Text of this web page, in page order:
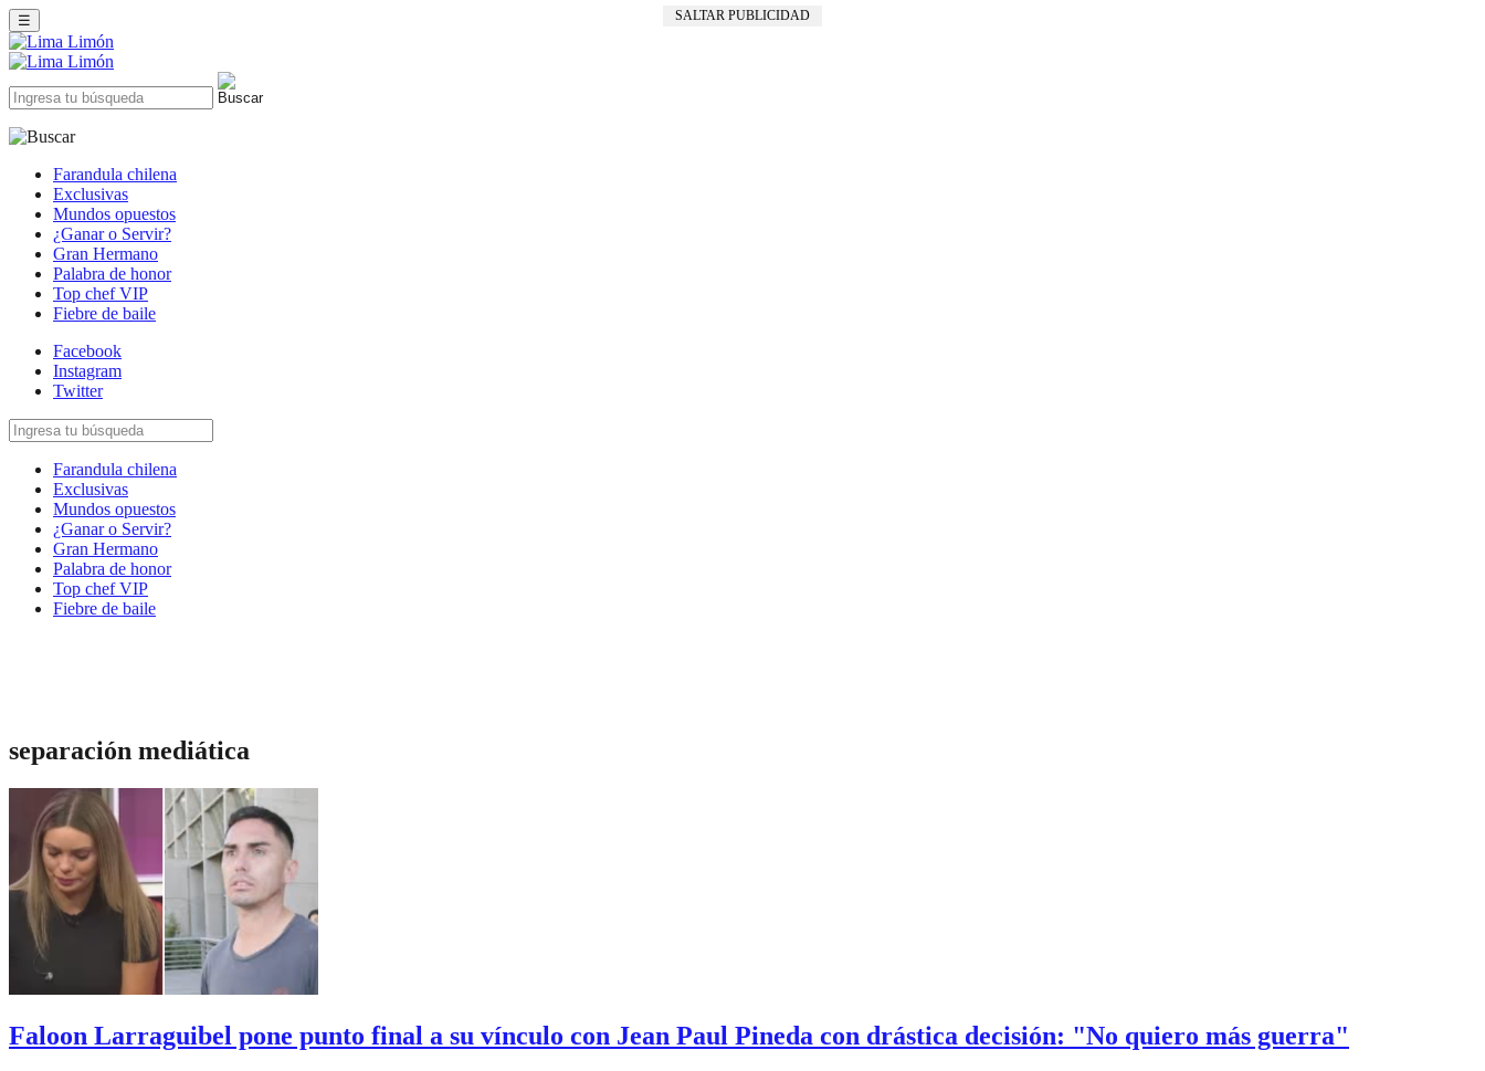
SALTAR PUBLICIDAD
☰
Farandula chilena
Exclusivas
Mundos opuestos
¿Ganar o Servir?
Gran Hermano
Palabra de honor
Top chef VIP
Fiebre de baile
Facebook
Instagram
Twitter
Farandula chilena
Exclusivas
Mundos opuestos
¿Ganar o Servir?
Gran Hermano
Palabra de honor
Top chef VIP
Fiebre de baile
separación mediática
Faloon Larraguibel pone punto final a su vínculo con Jean Paul Pineda con drástica decisión: "No quiero más guerra"